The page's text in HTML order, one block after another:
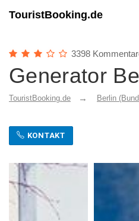
TouristBooking.de
3398
Generator
TouristBooking.de Berlin
KONTAKT